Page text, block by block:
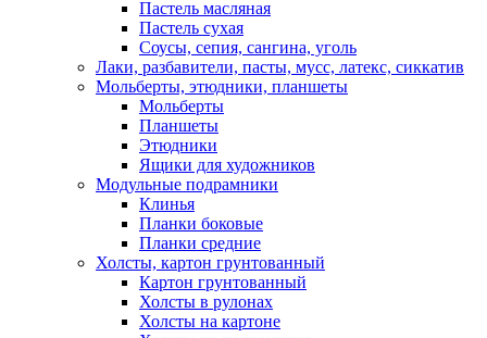
Пастель масляная
Пастель сухая
Соусы, сепия, сангина, уголь
Лаки, разбавители, пасты, мусс, латекс, сиккатив
Мольберты, этюдники, планшеты
Мольберты
Планшеты
Этюдники
Ящики для художников
Модульные подрамники
Клинья
Планки боковые
Планки средние
Холсты, картон грунтованный
Картон грунтованный
Холсты в рулонах
Холсты на картоне